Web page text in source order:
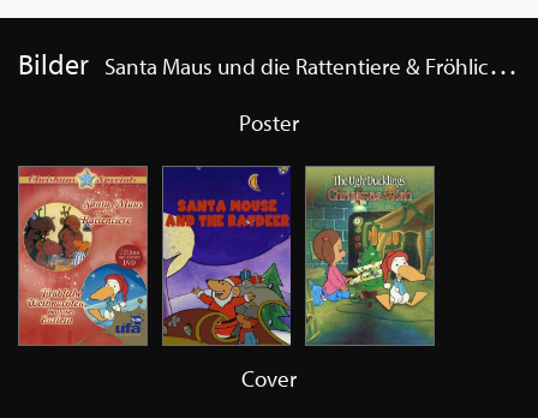
Bilder Santa Maus und die Rattentiere & Fröhliche Weihnachten, häßliches Entlein
Poster
Cover